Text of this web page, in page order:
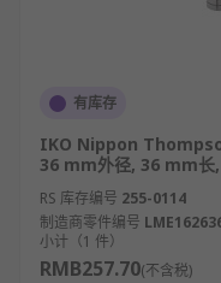
有库存
IKO Nippon
36 mm外径, 36 mm长
RS 库存编号 255-0114
制造商零件编号
小计（1 件）
RMB257.70(不含税)